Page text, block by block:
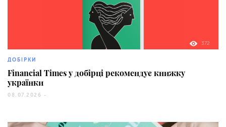
372
ДОБІРКИ
Financial Times у добірці рекомендує книжку
українки
08.07.2026 -